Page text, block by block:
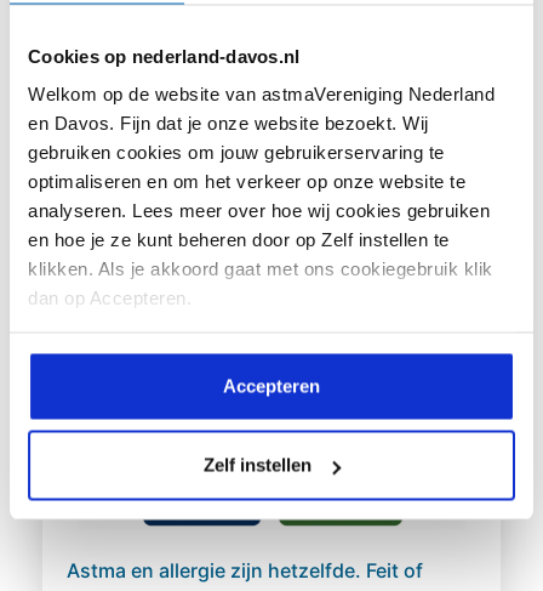
Cookies op nederland-davos.nl
Welkom op de website van astmaVereniging Nederland
en Davos. Fijn dat je onze website bezoekt. Wij
gebruiken cookies om jouw gebruikerservaring te
optimaliseren en om het verkeer op onze website te
analyseren. Lees meer over hoe wij cookies gebruiken
en hoe je ze kunt beheren door op Zelf instellen te
klikken. Als je akkoord gaat met ons cookiegebruik klik
dan op Accepteren.
Accepteren
Zelf instellen
vragen...
Lees meer
Astma en allergie zijn hetzelfde. Feit of